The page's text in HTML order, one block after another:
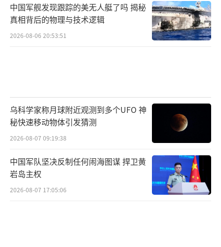
中国军舰发现跟踪的美无人艇了吗 揭秘
真相背后的物理与技术逻辑
2026-08-06 20:53:51
乌科学家称月球附近观测到多个UFO 神
秘快速移动物体引发猜测
2026-08-07 09:19:38
中国军队坚决反制任何闹海图谋 捍卫黄
岩岛主权
2026-08-07 17:05:06